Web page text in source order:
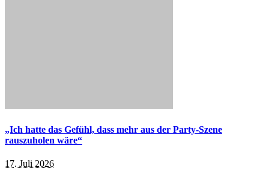
„Ich hatte das Gefühl, dass mehr aus der Party-Szene
rauszuholen wäre“
17. Juli 2026